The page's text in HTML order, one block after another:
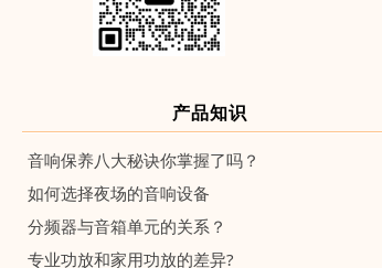
产品知识
音响保养八大秘诀你掌握了吗？
如何选择夜场的音响设备
分频器与音箱单元的关系？
专业功放和家用功放的差异?